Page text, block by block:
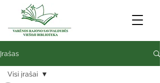
Įrašas
Visi įrašai